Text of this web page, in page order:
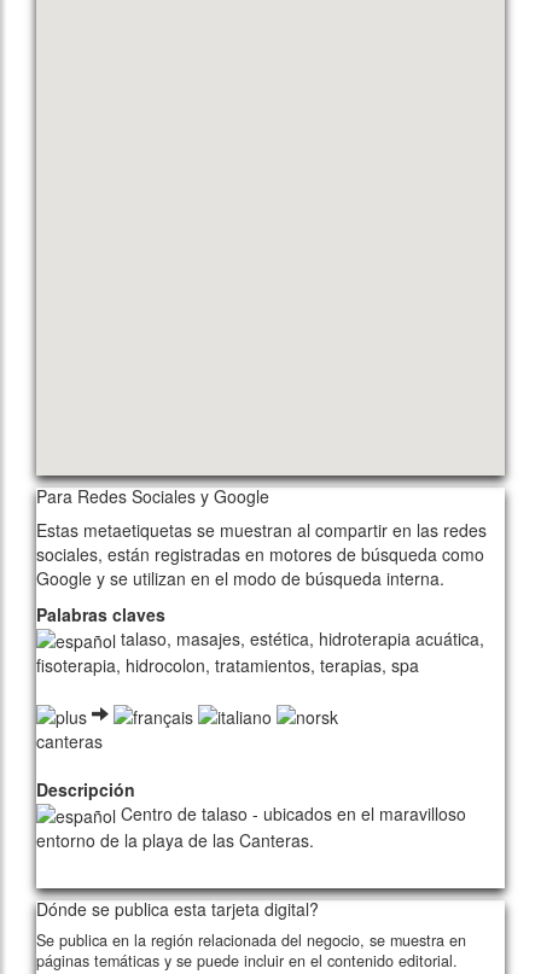
Para Redes Sociales y Google
Estas metaetiquetas se muestran al compartir en las redes
sociales, están registradas en motores de búsqueda como
Google y se utilizan en el modo de búsqueda interna.
Palabras claves
talaso, masajes, estética, hidroterapia acuática,
fisoterapia, hidrocolon, tratamientos, terapias, spa
canteras
Descripción
Centro de talaso - ubicados en el maravilloso
entorno de la playa de las Canteras.
Dónde se publica esta tarjeta digital?
Se publica en la región relacionada del negocio, se muestra en
páginas temáticas y se puede incluir en el contenido editorial.